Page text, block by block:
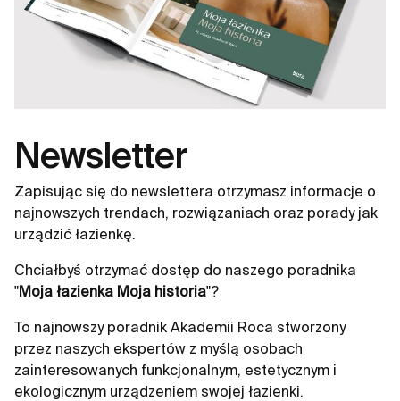
Newsletter
Zapisując się do newslettera otrzymasz informacje o
najnowszych trendach, rozwiązaniach oraz porady jak
urządzić łazienkę.
Chciałbyś otrzymać dostęp do naszego poradnika
"Moja łazienka Moja historia"?
To najnowszy poradnik Akademii Roca stworzony
przez naszych ekspertów z myślą osobach
zainteresowanych funkcjonalnym, estetycznym i
ekologicznym urządzeniem swojej łazienki.